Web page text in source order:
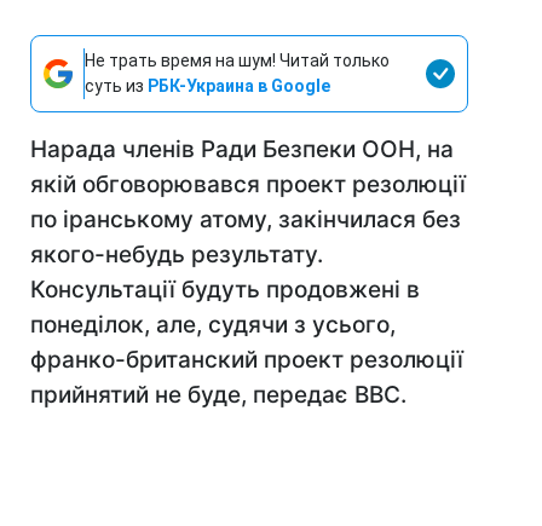
Не трать время на шум! Читай только
суть из РБК-Украина в Google
Нарада членів Ради Безпеки ООН, на
якій обговорювався проект резолюції
по іранському атому, закінчилася без
якого-небудь результату.
Консультації будуть продовжені в
понеділок, але, судячи з усього,
франко-британский проект резолюції
прийнятий не буде, передає ВВС.